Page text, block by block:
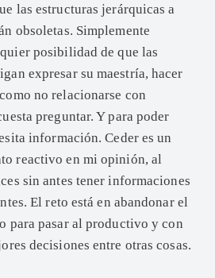
las estructuras jerárquicas a
obsoletas. Simplemente
posibilidad de que las
expresar su maestría, hacer
no relacionarse con
preguntar. Y para poder
información. Ceder es un
reactivo en mi opinión, al
sin antes tener informaciones
El reto está en abandonar el
para pasar al productivo y con
decisiones entre otras cosas.